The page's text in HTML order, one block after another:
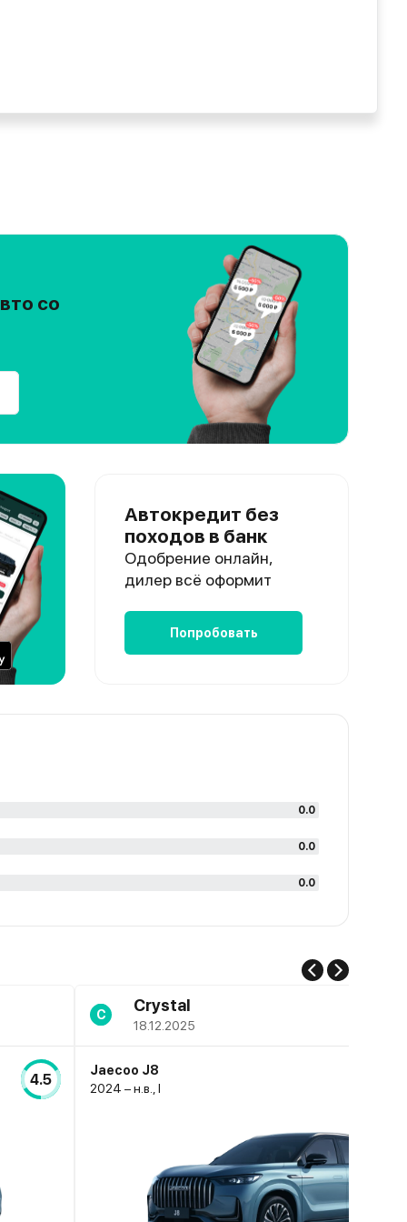
со
Автокредит без
походов в банк
Одобрение онлайн,
дилер всё оформит
Попробовать
0.0
0.0
0.0
4.5
C Crystal
18.12.2025
Jaecoo J8
2024 – н.в., I